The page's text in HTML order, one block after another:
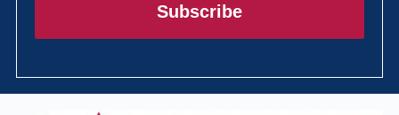
Subscribe